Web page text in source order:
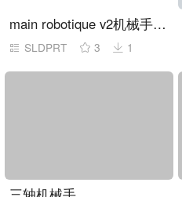
main robotique v2机械手掌结构
SLDPRT 3 1